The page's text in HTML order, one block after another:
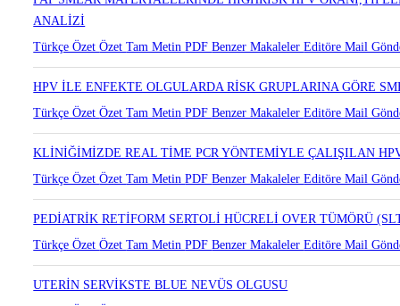
PAP SMEAR MATERYALLERİNDE HİGHRİSK HPV
ANALİZİ
Türkçe ÖzetÖzetTam MetinPDFBenzer MakalelerEditöre Mail
HPV İLE ENFEKTE OLGULARDA RİSK GRUPLARINA GÖRE
Türkçe ÖzetÖzetTam MetinPDFBenzer MakalelerEditöre Mail
KLİNİĞİMİZDE REAL TİME PCR YÖNTEMİYLE ÇALIŞILAN
Türkçe ÖzetÖzetTam MetinPDFBenzer MakalelerEditöre Mail
PEDİATRİK RETİFORM SERTOLİ HÜCRELİ OVER TÜMÖRÜ
Türkçe ÖzetÖzetTam MetinPDFBenzer Makaleler